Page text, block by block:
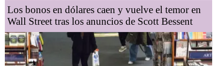
Los bonos en dólares caen y vuelve el temor en
Wall Street tras los anuncios de Scott Bessent